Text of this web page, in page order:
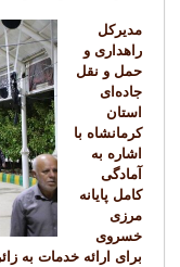
️مدیرکل
راهداری و
حمل و نقل
جاده‌ای
استان
کرمانشاه با
اشاره به
آمادگی
کامل پایانه
مرزی
خسروی
برای ارائه خدمات به